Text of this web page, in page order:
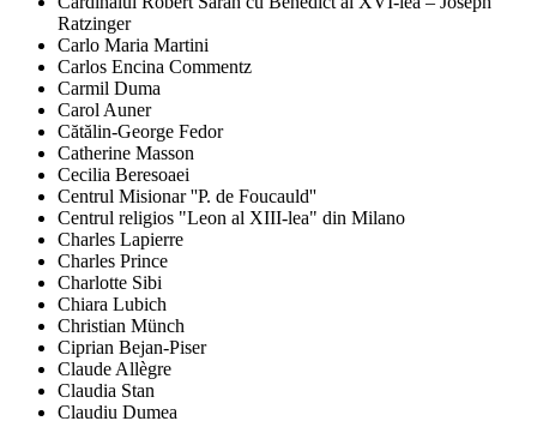
Ratzinger
Carlo Maria Martini
Carlos Encina Commentz
Carmil Duma
Carol Auner
Cătălin-George Fedor
Catherine Masson
Cecilia Beresoaei
Centrul Misionar ''P. de Foucauld''
Centrul religios "Leon al XIII-lea" din Milano
Charles Lapierre
Charles Prince
Charlotte Sibi
Chiara Lubich
Christian Münch
Ciprian Bejan-Piser
Claude Allègre
Claudia Stan
Claudiu Dumea